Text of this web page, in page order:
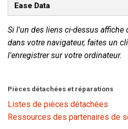
Ease Data
Si l'un des liens ci-dessus affiche
dans votre navigateur, faites un
l'enregistrer sur votre ordinateur.
Pièces détachées et réparations
Listes de pièces détachées
Ressources des partenaires de